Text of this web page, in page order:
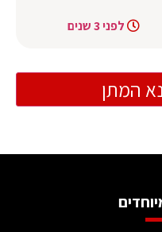
לפני 3 שנים
המתן